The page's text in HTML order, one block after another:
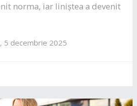
norma, iar liniștea a devenit
5 decembrie 2025